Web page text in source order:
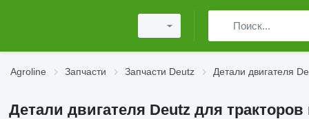
Agroline Запчасти Запчасти Deutz Детали двигателя
Детали двигателя Deutz для